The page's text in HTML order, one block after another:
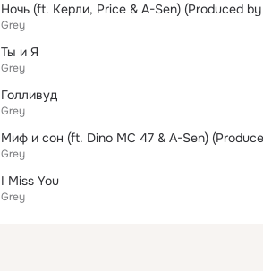
Ночь (ft. Керли, Price & A-Sen) (Produced
Grey
Ты и Я
Grey
Голливуд
Grey
Миф и сон (ft. Dino MC 47 & A-Sen)
Grey
I Miss You
Grey